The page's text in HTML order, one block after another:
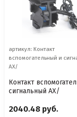
артикул: Контакт
вспомогательный и
AX/
Контакт
сигнальный AX/
2040.48 руб.